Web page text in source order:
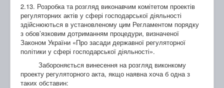
2.13. Розробка та розгляд виконавчим комітетом проектів
регуляторних актів у сфері господарської діяльності
здійснюються в установленому цим Регламентом порядку
з обов’язковим дотриманням процедури, визначеної
Законом України «Про засади державної регуляторної
політики у сфері господарської діяльності».
Забороняється винесення на розгляд виконкому
проекту регуляторного акта, якщо наявна хоча б одна з
таких обставин: